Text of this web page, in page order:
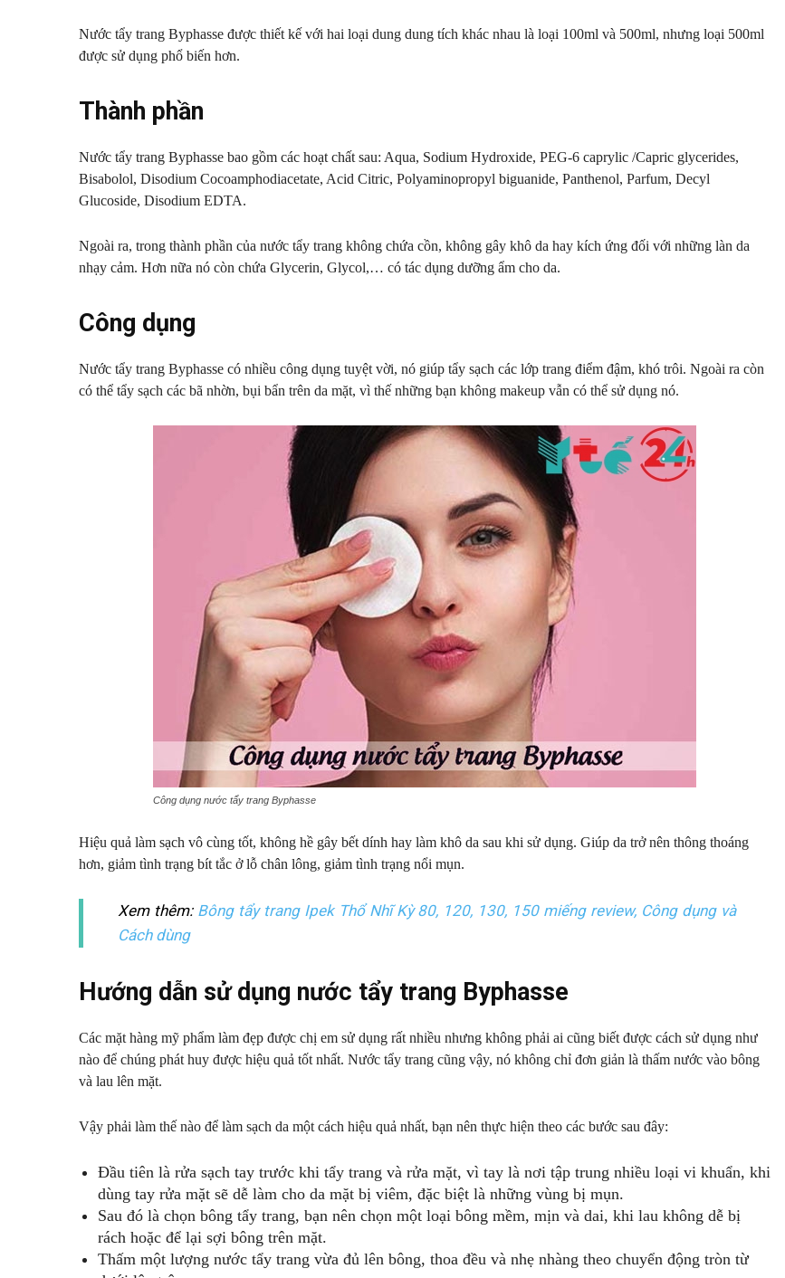
Nước tẩy trang Byphasse được thiết kế với hai loại dung dung tích khác nhau là loại 100ml và 500ml, nhưng loại 500ml
được sử dụng phổ biến hơn.
Thành phần
Nước tẩy trang Byphasse bao gồm các hoạt chất sau: Aqua, Sodium Hydroxide, PEG-6 caprylic /Capric glycerides,
Bisabolol, Disodium Cocoamphodiacetate, Acid Citric, Polyaminopropyl biguanide, Panthenol, Parfum, Decyl
Glucoside, Disodium EDTA.
Ngoài ra, trong thành phần của nước tẩy trang không chứa cồn, không gây khô da hay kích ứng đối với những làn da
nhạy cảm. Hơn nữa nó còn chứa Glycerin, Glycol,… có tác dụng dưỡng ẩm cho da.
Công dụng
Nước tẩy trang Byphasse có nhiều công dụng tuyệt vời, nó giúp tẩy sạch các lớp trang điểm đậm, khó trôi. Ngoài ra còn
có thể tẩy sạch các bã nhờn, bụi bẩn trên da mặt, vì thế những bạn không makeup vẫn có thể sử dụng nó.
Công dụng nước tẩy trang Byphasse
Hiệu quả làm sạch vô cùng tốt, không hề gây bết dính hay làm khô da sau khi sử dụng. Giúp da trở nên thông thoáng
hơn, giảm tình trạng bít tắc ở lỗ chân lông, giảm tình trạng nổi mụn.
Xem thêm: Bông tẩy trang Ipek Thổ Nhĩ Kỳ 80, 120, 130, 150 miếng review, Công dụng và
Cách dùng
Hướng dẫn sử dụng nước tẩy trang Byphasse
Các mặt hàng mỹ phẩm làm đẹp được chị em sử dụng rất nhiều nhưng không phải ai cũng biết được cách sử dụng như
nào để chúng phát huy được hiệu quả tốt nhất. Nước tẩy trang cũng vậy, nó không chỉ đơn giản là thấm nước vào bông
và lau lên mặt.
Vậy phải làm thế nào để làm sạch da một cách hiệu quả nhất, bạn nên thực hiện theo các bước sau đây:
Đầu tiên là rửa sạch tay trước khi tẩy trang và rửa mặt, vì tay là nơi tập trung nhiều loại vi khuẩn, khi
dùng tay rửa mặt sẽ dễ làm cho da mặt bị viêm, đặc biệt là những vùng bị mụn.
Sau đó là chọn bông tẩy trang, bạn nên chọn một loại bông mềm, mịn và dai, khi lau không dễ bị
rách hoặc để lại sợi bông trên mặt.
Thấm một lượng nước tẩy trang vừa đủ lên bông, thoa đều và nhẹ nhàng theo chuyển động tròn từ